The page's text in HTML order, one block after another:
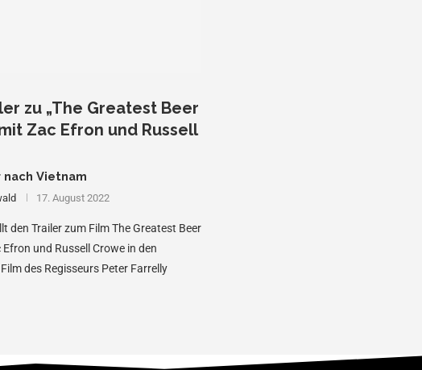
zu „The Greatest Beer
Zac Efron und Russell
nach Vietnam
17. August 2022
den Trailer zum Film The Greatest Beer
Efron und Russell Crowe in den
des Regisseurs Peter Farrelly